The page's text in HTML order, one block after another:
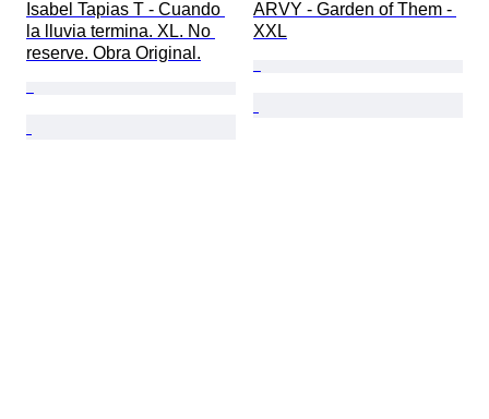
Isabel Tapias T - Cuando
la lluvia termina. XL. No
reserve. Obra Original.
ARVY - Garden of Them -
XXL